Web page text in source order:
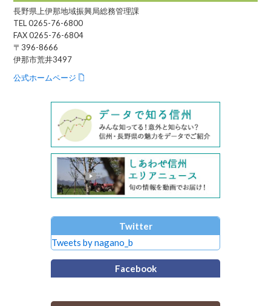
長野県上伊那地域振興局総務管理課
TEL 0265-76-6800
FAX 0265-76-6804
〒396-8666
伊那市荒井3497
公式ホームページ
Twitter
Tweets by nagano_b
Facebook